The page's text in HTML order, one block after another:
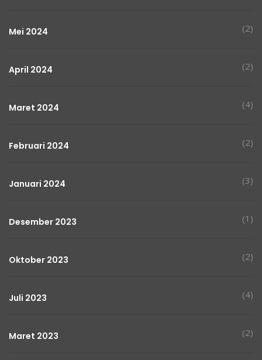
Mei 2024 (2)
April 2024 (2)
Maret 2024 (4)
Februari 2024 (2)
Januari 2024 (3)
Desember 2023 (1)
Oktober 2023 (2)
Juli 2023 (4)
Maret 2023 (2)